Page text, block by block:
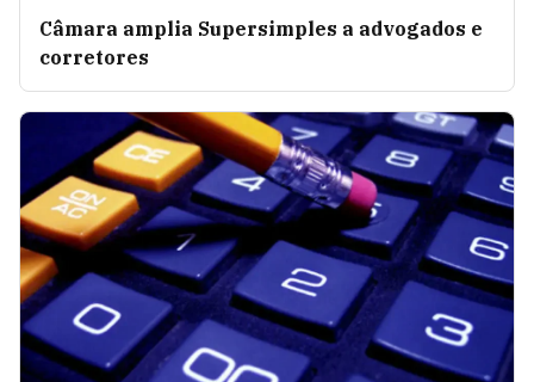
Câmara amplia Supersimples a advogados e
corretores